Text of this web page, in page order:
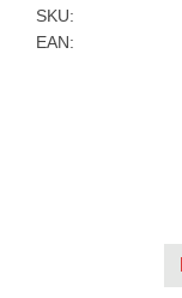
SKU:
EAN: